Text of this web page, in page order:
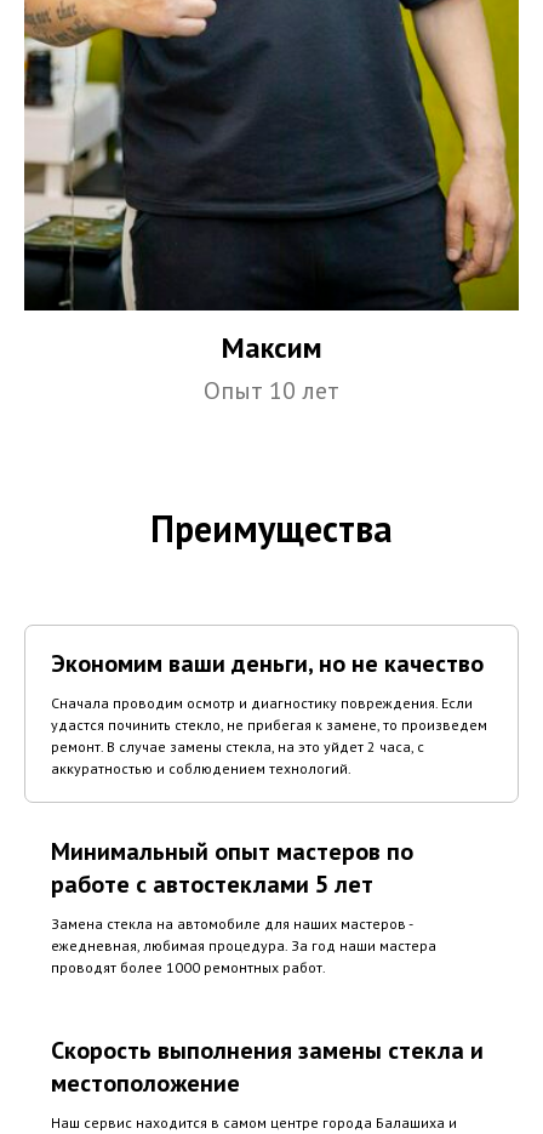
Максим
Опыт 10 лет
Преимущества
Экономим ваши деньги, но не качество
Сначала проводим осмотр и диагностику повреждения. Если
удастся починить стекло, не прибегая к замене, то произведем
ремонт. В случае замены стекла, на это уйдет 2 часа, с
аккуратностью и соблюдением технологий.
Минимальный опыт мастеров по
работе с автостеклами 5 лет
Замена стекла на автомобиле для наших мастеров -
ежедневная, любимая процедура. За год наши мастера
проводят более 1000 ремонтных работ.
Скорость выполнения замены стекла и
местоположение
Наш сервис находится в самом центре города Балашиха и